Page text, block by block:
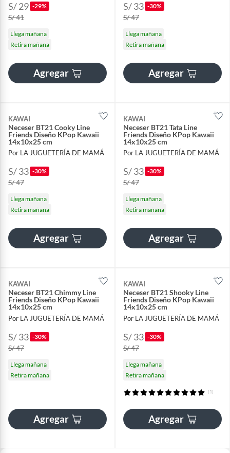
S/ 29 -29%
S/ 41
Llega mañana
Retira mañana
Agregar
S/ 33 -30%
S/ 47
Llega mañana
Retira mañana
Agregar
KAWAI
Neceser BT21 Cooky Line
Friends Diseño KPop Kawaii
14x10x25 cm
Por LA JUGUETERÍA DE MAMÁ
S/ 33 -30%
S/ 47
Llega mañana
Retira mañana
Agregar
KAWAI
Neceser BT21 Tata Line
Friends Diseño KPop Kawaii
14x10x25 cm
Por LA JUGUETERÍA DE MAMÁ
S/ 33 -30%
S/ 47
Llega mañana
Retira mañana
Agregar
KAWAI
Neceser BT21 Chimmy Line
Friends Diseño KPop Kawaii
14x10x25 cm
Por LA JUGUETERÍA DE MAMÁ
S/ 33 -30%
S/ 47
Llega mañana
Retira mañana
Agregar
KAWAI
Neceser BT21 Shooky Line
Friends Diseño KPop Kawaii
14x10x25 cm
Por LA JUGUETERÍA DE MAMÁ
S/ 33 -30%
S/ 47
Llega mañana
Retira mañana
(1)
Agregar